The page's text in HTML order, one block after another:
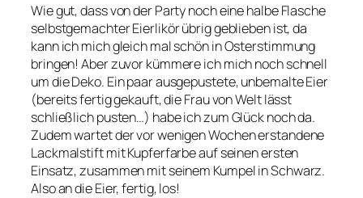
Wie gut, dass von der Party noch eine halbe Flasche
selbstgemachter Eierlikör übrig geblieben ist, da
kann ich mich gleich mal schön in Osterstimmung
bringen! Aber zuvor kümmere ich mich noch schnell
um die Deko. Ein paar ausgepustete, unbemalte Eier
(bereits fertig gekauft, die Frau von Welt lässt
schließlich pusten…) habe ich zum Glück noch da.
Zudem wartet der vor wenigen Wochen erstandene
Lackmalstift mit Kupferfarbe auf seinen ersten
Einsatz, zusammen mit seinem Kumpel in Schwarz.
Also an die Eier, fertig, los!